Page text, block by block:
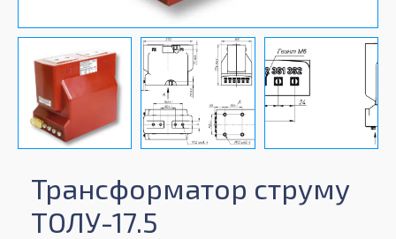
Трансформатор струму
ТОЛУ-17.5